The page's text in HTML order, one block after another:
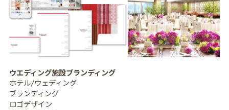
SPACE/INTERIOR空間デザイン
MISSION ミッション
CREATIVE MENU クリエイティブ領域
COMPANY
ウエディング施設ブランディング
ホテル/ウェディング
ブランディング
ロゴデザイン